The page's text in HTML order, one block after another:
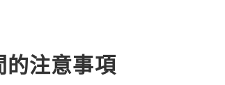
注意事項